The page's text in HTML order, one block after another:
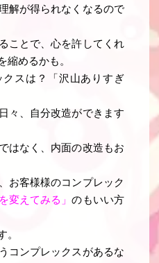
解が得られなくなるので
ことで、心を許してくれ
縮めるかも。
スは？「沢山ありすぎ
々、自分改造ができます
はなく、内面の改造もお
お客様様のコンプレック
変えてみる」のもいい方
。
コンプレックスがあるな